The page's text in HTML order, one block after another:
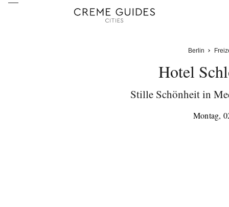
Berlin
Hotel
Stille Schönheit in
Montag,